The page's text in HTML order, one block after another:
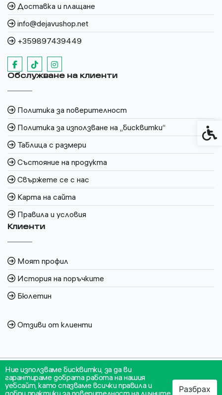
Ние използваме бисквитки, за да ви
гарантираме добрата работа на нашия
уебсайт, като спазваме всички правила и
добри практики за поверителност на личните
Разбрах
Доставка и плащане
info@dejavushop.net
+359897439449
Обслужване на клиенти
Политика за поверителност
Политика за използване на „бисквитки“
Таблица с размери
Състояние на продукта
Свържете се с нас
Карта на сайта
Правила и условия
Клиенти
Моят профил
История на поръчките
Бюлетин
Отзиви от клиенти